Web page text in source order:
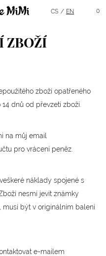
CS EN 0
ZBOŽÍ
zboží opatřeného
dnů od převzetí zboží.
na můj email
pro vrácení peněz.
náklady spojené s
nesmí jevit známky
musí být v originálním balení
e-mailem